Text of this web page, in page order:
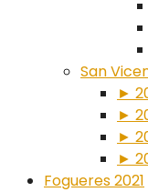
San
►
►
►
►
Fogueres 2021